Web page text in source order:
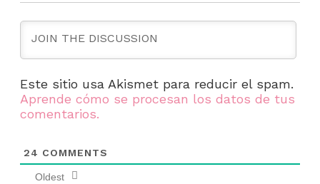
Este sitio usa Akismet para reducir el spam.
Aprende cómo se procesan los datos de tus
comentarios.
24 COMMENTS
Oldest